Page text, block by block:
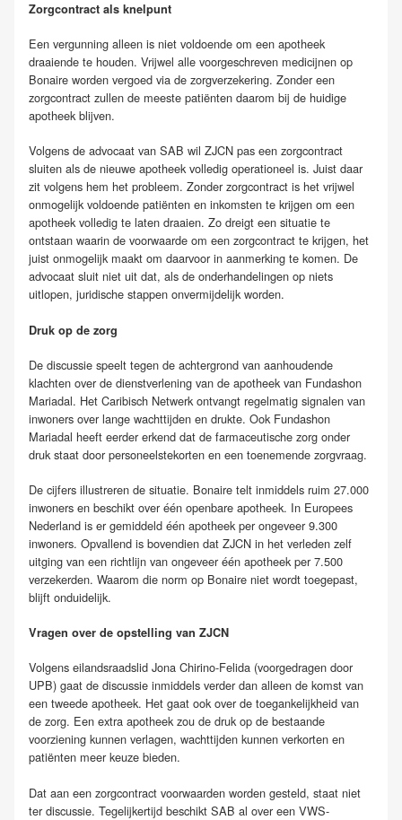
Zorgcontract als knelpunt
Een vergunning alleen is niet voldoende om een apotheek
draaiende te houden. Vrijwel alle voorgeschreven medicijnen op
Bonaire worden vergoed via de zorgverzekering. Zonder een
zorgcontract zullen de meeste patiënten daarom bij de huidige
apotheek blijven.
Volgens de advocaat van SAB wil ZJCN pas een zorgcontract
sluiten als de nieuwe apotheek volledig operationeel is. Juist daar
zit volgens hem het probleem. Zonder zorgcontract is het vrijwel
onmogelijk voldoende patiënten en inkomsten te krijgen om een
apotheek volledig te laten draaien. Zo dreigt een situatie te
ontstaan waarin de voorwaarde om een zorgcontract te krijgen, het
juist onmogelijk maakt om daarvoor in aanmerking te komen. De
advocaat sluit niet uit dat, als de onderhandelingen op niets
uitlopen, juridische stappen onvermijdelijk worden.
Druk op de zorg
De discussie speelt tegen de achtergrond van aanhoudende
klachten over de dienstverlening van de apotheek van Fundashon
Mariadal. Het Caribisch Netwerk ontvangt regelmatig signalen van
inwoners over lange wachttijden en drukte. Ook Fundashon
Mariadal heeft eerder erkend dat de farmaceutische zorg onder
druk staat door personeelstekorten en een toenemende zorgvraag.
De cijfers illustreren de situatie. Bonaire telt inmiddels ruim 27.000
inwoners en beschikt over één openbare apotheek. In Europees
Nederland is er gemiddeld één apotheek per ongeveer 9.300
inwoners. Opvallend is bovendien dat ZJCN in het verleden zelf
uitging van een richtlijn van ongeveer één apotheek per 7.500
verzekerden. Waarom die norm op Bonaire niet wordt toegepast,
blijft onduidelijk.
Vragen over de opstelling van ZJCN
Volgens eilandsraadslid Jona Chirino-Felida (voorgedragen door
UPB) gaat de discussie inmiddels verder dan alleen de komst van
een tweede apotheek. Het gaat ook over de toegankelijkheid van
de zorg. Een extra apotheek zou de druk op de bestaande
voorziening kunnen verlagen, wachttijden kunnen verkorten en
patiënten meer keuze bieden.
Dat aan een zorgcontract voorwaarden worden gesteld, staat niet
ter discussie. Tegelijkertijd beschikt SAB al over een VWS-